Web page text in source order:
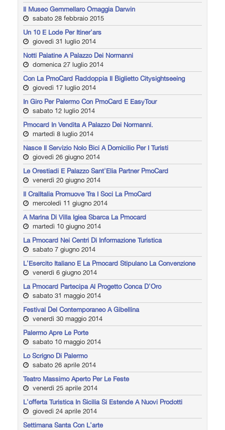
Il Museo Gemmellaro Omaggia Darwin
sabato 28 febbraio 2015
Un 10 E Lode Per Itiner'ars
giovedì 31 luglio 2014
Notti Palatine A Palazzo Dei Normanni
domenica 27 luglio 2014
Con La PmoCard Raddoppia Il Biglietto Citysightseeing
giovedì 17 luglio 2014
In Giro Per Palermo Con PmoCard E EasyTour
sabato 12 luglio 2014
Pmocard In Vendita A Palazzo Dei Normanni.
martedì 8 luglio 2014
Nasce Il Servizio Nolo Bici A Domicilio Per I Turisti
giovedì 26 giugno 2014
Le Orestiadi E Palazzo Sant'Elia Partner PmoCard
venerdì 20 giugno 2014
Il CralItalia Promuove Tra I Soci La PmoCard
mercoledì 11 giugno 2014
A Marina Di Villa Igiea Sbarca La Pmocard
martedì 10 giugno 2014
La Pmocard Nei Centri Di Informazione Turistica
sabato 7 giugno 2014
L'Esercito Italiano E La Pmocard Stipulano La Convenzione
venerdì 6 giugno 2014
La Pmocard Partecipa Al Progetto Conca D'Oro
sabato 31 maggio 2014
Festival Del Contemporaneo A Gibellina
venerdì 30 maggio 2014
Palermo Apre Le Porte
sabato 10 maggio 2014
Lo Scrigno Di Palermo
sabato 26 aprile 2014
Teatro Massimo Aperto Per Le Feste
venerdì 25 aprile 2014
L'offerta Turistica In Sicilia Si Estende A Nuovi Prodotti
giovedì 24 aprile 2014
Settimana Santa Con L'arte